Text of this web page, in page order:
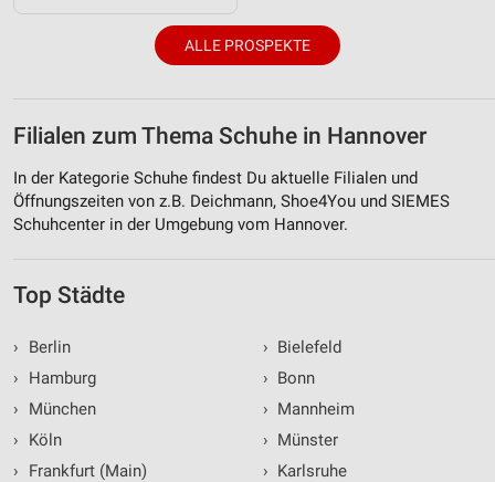
ALLE PROSPEKTE
Filialen zum Thema Schuhe in Hannover
In der Kategorie Schuhe findest Du aktuelle Filialen und
Öffnungszeiten von z.B. Deichmann, Shoe4You und SIEMES
Schuhcenter in der Umgebung vom Hannover.
Top Städte
›
Berlin
›
Hamburg
›
München
›
Köln
›
Frankfurt (Main)
› Bielefeld
› Bonn
› Mannheim
› Münster
› Karlsruhe